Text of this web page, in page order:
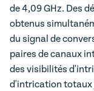
de 4,09 GHz. Des
obtenus
du signal de
paires de canaux
des visibilités
d'intrication totaux